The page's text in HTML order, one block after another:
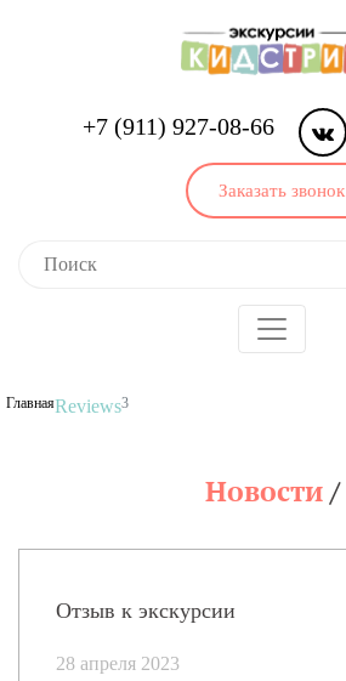
+7 (911) 927-08-66
Заказать звонок
ГлавнаяReviews3
Новости/
Отзыв к экскурсии
28 апреля 2023